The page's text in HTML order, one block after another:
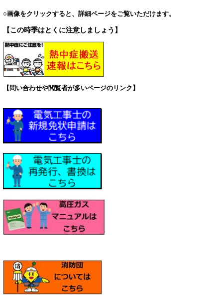
○画像をクリックすると、詳細ページをご覧いただけます。
【この時季はとくに注意しましょう】
【問い合わせや閲覧者が多いページのリンク】